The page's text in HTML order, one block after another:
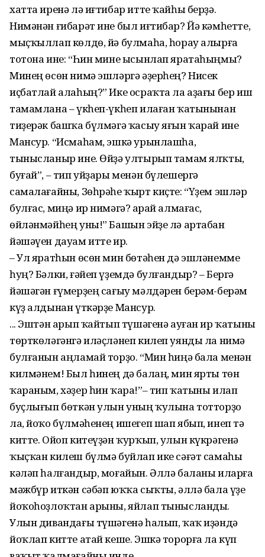
хатта иренә лә иғтибар итте ҡайһы берҙә.
Нимәнән ғибарәт ине был иғтибар? Йә кәмһетте,
мыҫҡыллап көлдө, йә булмаһа, һорау алырға
тотона ине: “Һин мине ысынлап яратаһыңмы?
Минең өсөн нимә эшләргә әҙерһең? Нисек
иҫбатлай алаһың?” Ике осраҡта ла аҙағы бер иш
тамамлана – үкһеп-үкһеп илаған ҡатынынан
тиҙерәк башҡа бүлмәгә ҡасыу яғын ҡарай ине
Мансур. “Исмаһам, эшкә урынлашһа,
тынысланыр ине. Өйҙә ултырып тамам ялҡты,
буғай”, – тип уйҙары менән бүлешергә
самалағайны, Зөһрәһе ҡырт киҫте: “Үҙем эшләр
булғас, миңә ир нимәгә? Ҡарай алмағас,
өйләнмәйһең уны!” Башын эйҙе лә артабан
йәшәүен дауам итте ир.
– Ул яратһын өсөн мин бөтәһен дә эшләнемме
һуң? Бәлки, ғәйеп үҙемдә булғандыр? – Бергә
йәшәгән ғүмерҙең сағыу мәлдәрен берәм-берәм
күҙ алдынан үткәрҙе Мансур.
... Эштән арып ҡайтып түшәгенә ауған ир ҡатыны
төрткөләгәнгә иләҫләнеп килеп уянды ла нимә
булғанын аңламай торҙо. “Мин һиңә бала менән
килмәнем! Был һинең дә балаң, мин ярты төн
ҡараным, хәҙер һин ҡара!”– тип ҡатыны илап
буҫлығып бөткән улын уның ҡулына тотторҙо
ла, йоҡо бүлмәһенең ишегеп шап ябып, инеп тә
китте. Ойоп китеүҙән ҡурҡып, улын күкрәгенә
ҡыҫ­ҡан килеш бүлмә буйлап ике сәғәт самаһы
кәләп һалғандыр, моғайын. Әллә баланы иларға
мәжбүр иткән сәбәп юҡҡа сыҡты, әллә бала үҙе
йоҡоһоҙлоҡтан арыны, яйлап тынысланды.
Улын дивандағы түшәгенә һалып, ҡаҡ иҙәндә
йоҡлап китте атай кеше. Эшкә торорға ла күп